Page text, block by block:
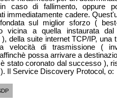
caso di fallimento, oppure
immediatamente cadere.
sul miglior sforzo (
vicina a quella instaurata
della suite internet TCP/IP, una
velocità di trasmissione (
possa arrivare a
stato coronato dal successo ),
Il Service Discovery Protocol, o: